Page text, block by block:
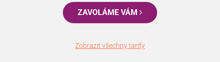
ZAVOLÁME VÁM
Zobrazit všechny tarify